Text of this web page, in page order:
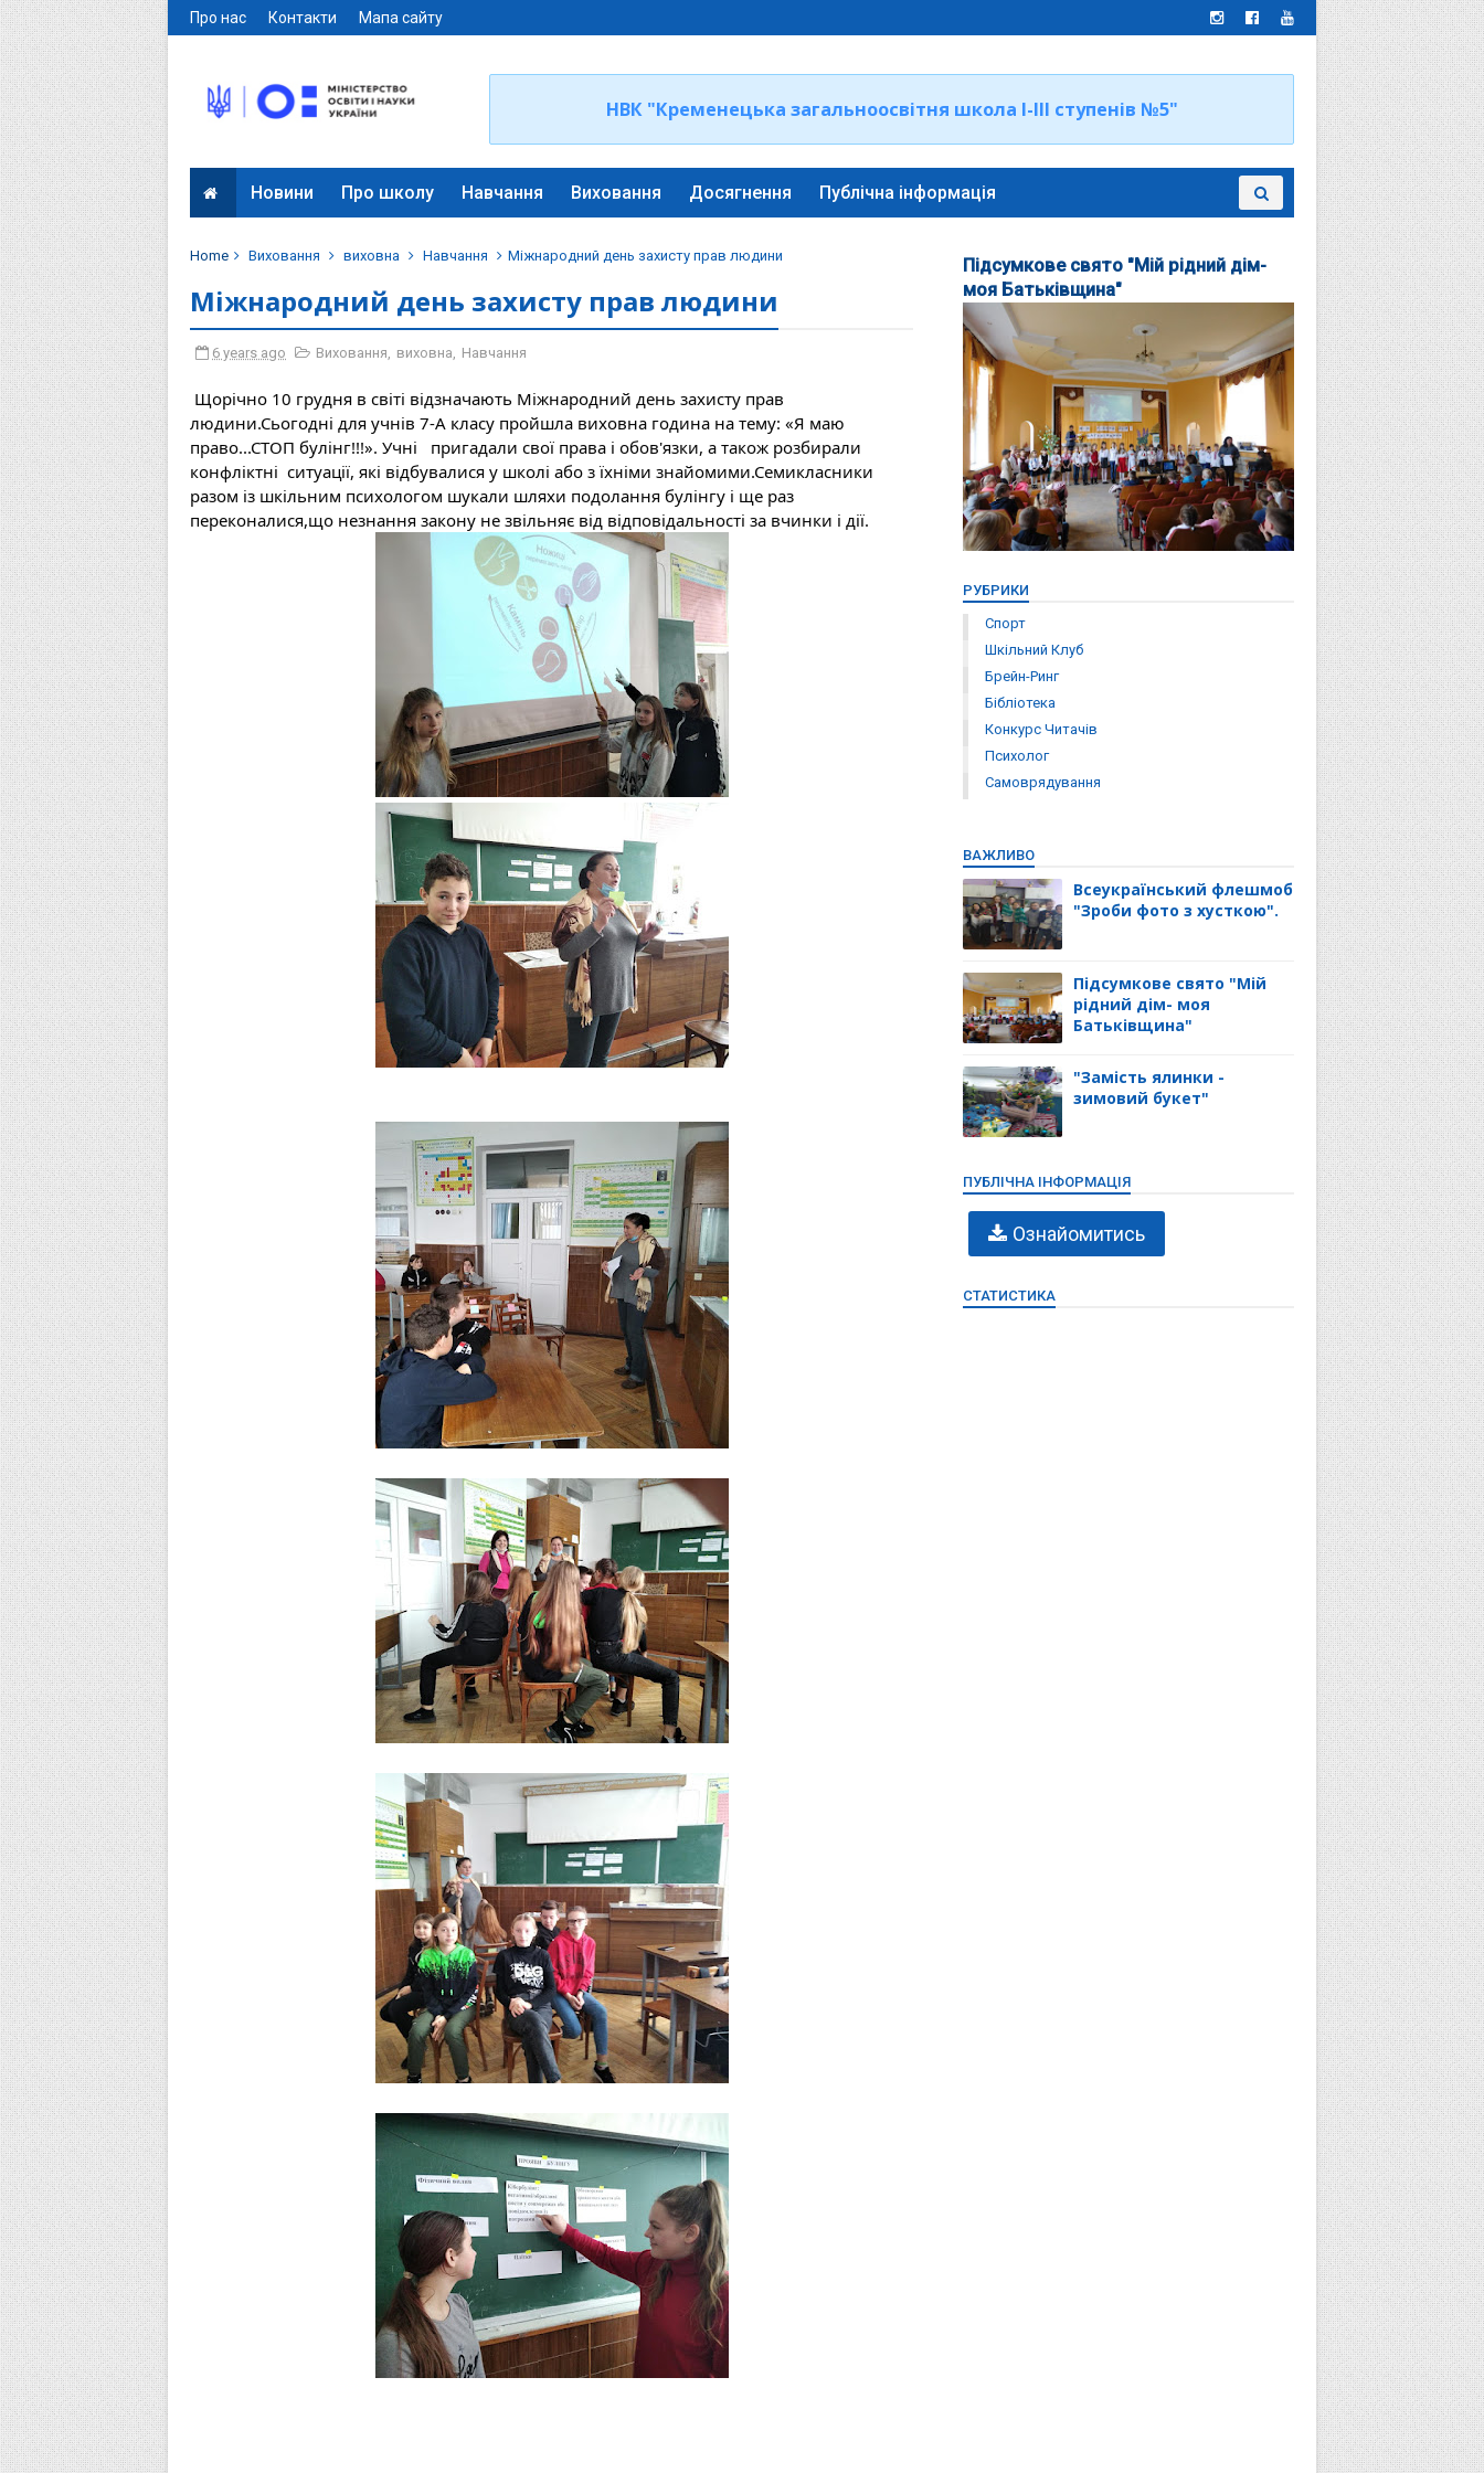
Про нас Контакти Мапа сайту
НВК "Кременецька загальноосвітня школа І-ІІІ ступенів №5"
Новини Про школу Навчання Виховання Досягнення Публічна інформація
Home Виховання виховна Навчання Міжнародний день захисту прав людини
Міжнародний день захисту прав людини
6 years ago Виховання, виховна, Навчання
Щорічно 10 грудня в світі відзначають Міжнародний день захисту прав
людини.Сьогодні для учнів 7-А класу пройшла виховна година на тему: «Я маю
право...СТОП булінг!!!». Учні   пригадали свої права і обов'язки, а також розбирали
конфліктні  ситуації, які відбувалися у школі або з їхніми знайомими.Семикласники
разом із шкільним психологом шукали шляхи подолання булінгу і ще раз
переконалися,що незнання закону не звільняє від відповідальності за вчинки і дії.
Підсумкове свято "Мій рідний дім-
моя Батьківщина"
РУБРИКИ
Спорт
Шкільний Клуб
Брейн-Ринг
Бібліотека
Конкурс Читачів
Психолог
Самоврядування
ВАЖЛИВО
Всеукраїнський флешмоб
"Зроби фото з хусткою".
Підсумкове свято "Мій
рідний дім- моя
Батьківщина"
"Замість ялинки -
зимовий букет"
ПУБЛІЧНА ІНФОРМАЦІЯ
Ознайомитись
СТАТИСТИКА